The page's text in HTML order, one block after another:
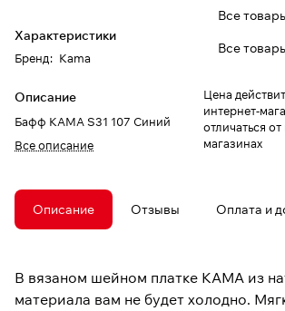
Характеристики
Бренд: Kama
Описание
Бафф КАМА S31 107 Синий
Все описание
Все
Все
Цена
интернет-
отличаться
магазинах
Описание Отзывы Оплата и
В вязаном шейном платке КАМА из
материала вам не будет холодно.